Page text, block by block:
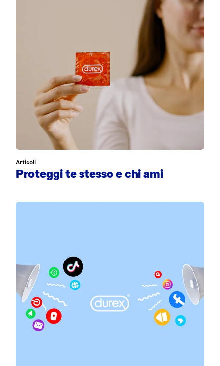
Articoli
Proteggi te stesso e chi ami